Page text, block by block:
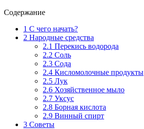
Содержание
1 С чего начать?
2 Народные средства
2.1 Перекись водорода
2.2 Соль
2.3 Сода
2.4 Кисломолочные продукты
2.5 Лук
2.6 Хозяйственное мыло
2.7 Уксус
2.8 Борная кислота
2.9 Винный спирт
3 Советы